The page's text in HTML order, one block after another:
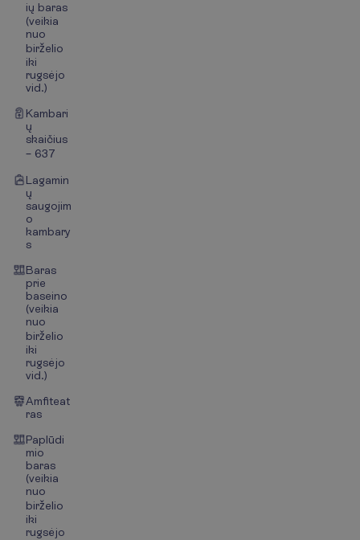
ių baras
(veikia
nuo
birželio
iki
rugsėjo
vid.)
Kambari
ų
skaičius
– 637
Lagamin
ų
saugojim
o
kambary
s
Baras
prie
baseino
(veikia
nuo
birželio
iki
rugsėjo
vid.)
Amfiteat
ras
Paplūdi
mio
baras
(veikia
nuo
birželio
iki
rugsėjo